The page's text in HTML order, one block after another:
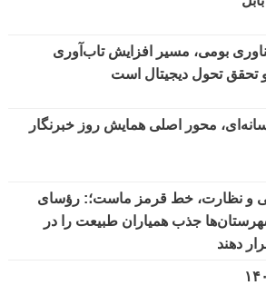
بومی، مسیر افزایش تاب‌آوری
تحقق تحول دیجیتال است
محور اصلی همایش روز خبرنگار
و نظارت، خط قرمز ماست؛: رؤسای
جذب همیاران طبیعت را در
دهند
۱۰